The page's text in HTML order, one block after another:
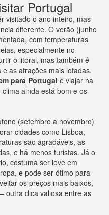
Portugal
visitado o ano inteiro, mas
diferente. O verão (junho
com temperaturas
especialmente no
o litoral, mas também é
as atrações mais lotadas.
para Portugal é viajar na
ainda está bom e os
(setembro a novembro)
cidades como Lisboa,
são agradáveis, as
e há menos turistas. Já o
costuma ser leve em
e pode ser ótimo para
os preços mais baixos,
outra dica valiosa entre as